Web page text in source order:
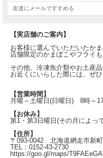
保存方法:
チャックを閉じて、直射日光･高温
株式会社 栗原恒次郎商店
その他:
友達にメールですすめる
【実店舗のご案内】
お客様に選んでいただいたか
店舗限定のかまぼこやフライも
その他、冷凍魚介類やお土産
お近くにいらした際には、ぜ
【営業時間】
月曜～土曜日(日曜日) 8時～
【お休み】
第1・第3日曜日 (その月によっ
【住所】
〒093-0042 北海道網走市新町
TEL：0152-43-2730
https://goo.gl/maps/